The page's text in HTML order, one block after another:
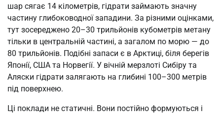
шар сягає 14 кілометрів, гідрати займають значну
частину глибоководної западини. За різними оцінками,
тут зосереджено 20–30 трильйонів кубометрів метану
тільки в центральній частині, а загалом по морю — до
80 трильйонів. Подібні запаси є в Арктиці, біля берегів
Японії, США та Норвегії. У вічній мерзлоті Сибіру та
Аляски гідрати залягають на глибині 100–300 метрів
під поверхнею.
Ці поклади не статичні. Вони постійно формуються і